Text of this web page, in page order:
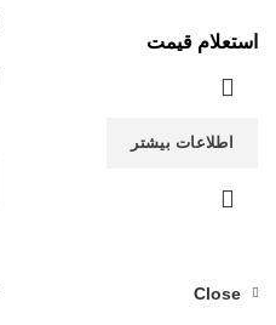
استعلام قیمت
اطلاعات بیشتر
Close